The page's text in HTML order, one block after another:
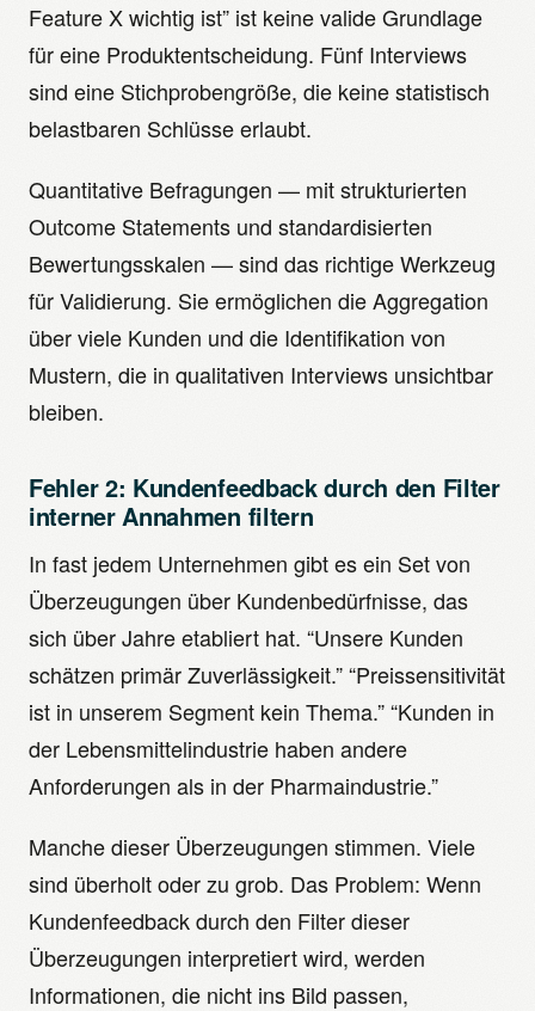
Feature X wichtig ist” ist keine valide Grundlage
für eine Produktentscheidung. Fünf Interviews
sind eine Stichprobengröße, die keine statistisch
belastbaren Schlüsse erlaubt.
Quantitative Befragungen — mit strukturierten
Outcome Statements und standardisierten
Bewertungsskalen — sind das richtige Werkzeug
für Validierung. Sie ermöglichen die Aggregation
über viele Kunden und die Identifikation von
Mustern, die in qualitativen Interviews unsichtbar
bleiben.
Fehler 2: Kundenfeedback durch den Filter
interner Annahmen filtern
In fast jedem Unternehmen gibt es ein Set von
Überzeugungen über Kundenbedürfnisse, das
sich über Jahre etabliert hat. “Unsere Kunden
schätzen primär Zuverlässigkeit.” “Preissensitivität
ist in unserem Segment kein Thema.” “Kunden in
der Lebensmittelindustrie haben andere
Anforderungen als in der Pharmaindustrie.”
Manche dieser Überzeugungen stimmen. Viele
sind überholt oder zu grob. Das Problem: Wenn
Kundenfeedback durch den Filter dieser
Überzeugungen interpretiert wird, werden
Informationen, die nicht ins Bild passen,